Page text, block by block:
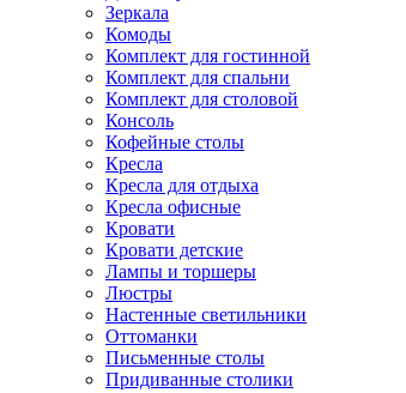
Зеркала
Комоды
Комплект для гостинной
Комплект для спальни
Комплект для столовой
Консоль
Кофейные столы
Кресла
Кресла для отдыха
Кресла офисные
Кровати
Кровати детские
Лампы и торшеры
Люстры
Настенные светильники
Оттоманки
Письменные столы
Придиванные столики